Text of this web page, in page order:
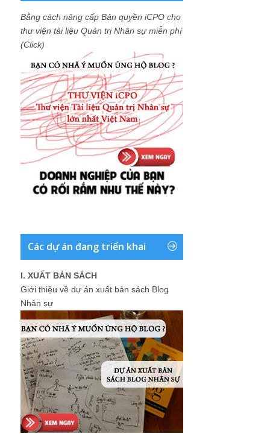
Bằng cách nâng cấp Bản quyền iCPO cho
thư viện tài liệu Quản trị Nhân sự miễn phí
(Click)
Các dự án đang triển khai
I. XUẤT BẢN SÁCH
Giới thiệu về dự án xuất bản sách Blog
Nhân sự